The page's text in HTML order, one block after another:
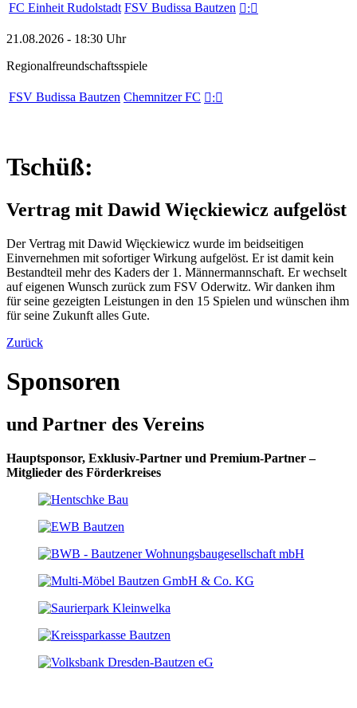
FC Einheit Rudolstadt FSV Budissa Bautzen :
21.08.2026 - 18:30 Uhr
Regionalfreundschaftsspiele
FSV Budissa Bautzen Chemnitzer FC :
Tschüß:
Vertrag mit Dawid Więckiewicz aufgelöst
Der Vertrag mit Dawid Więckiewicz wurde im beidseitigen
Einvernehmen mit sofortiger Wirkung aufgelöst. Er ist damit kein
Bestandteil mehr des Kaders der 1. Männermannschaft. Er wechselt
auf eigenen Wunsch zurück zum FSV Oderwitz. Wir danken ihm
für seine gezeigten Leistungen in den 15 Spielen und wünschen ihm
für seine Zukunft alles Gute.
Zurück
Sponsoren
und Partner des Vereins
Hauptsponsor, Exklusiv-Partner und Premium-Partner –
Mitglieder des Förderkreises